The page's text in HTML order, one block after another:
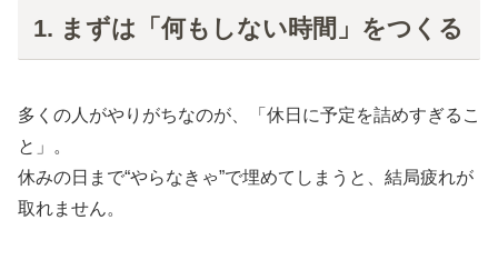
1. まずは「何もしない時間」をつくる
多くの人がやりがちなのが、「休日に予定を詰めすぎるこ
と」。
休みの日まで“やらなきゃ”で埋めてしまうと、結局疲れが
取れません。